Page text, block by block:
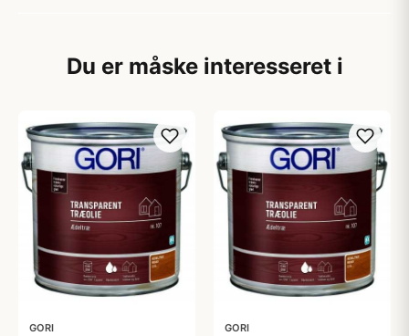
Du er måske interesseret i
GORI GORI